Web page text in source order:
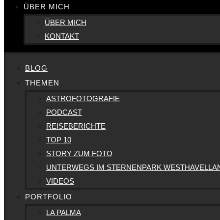
ÜBER MICH
ÜBER MICH
KONTAKT
BLOG
THEMEN
ASTROFOTOGRAFIE
PODCAST
REISEBERICHTE
TOP 10
STORY ZUM FOTO
UNTERWEGS IM STERNENPARK
VIDEOS
PORTFOLIO
LA PALMA